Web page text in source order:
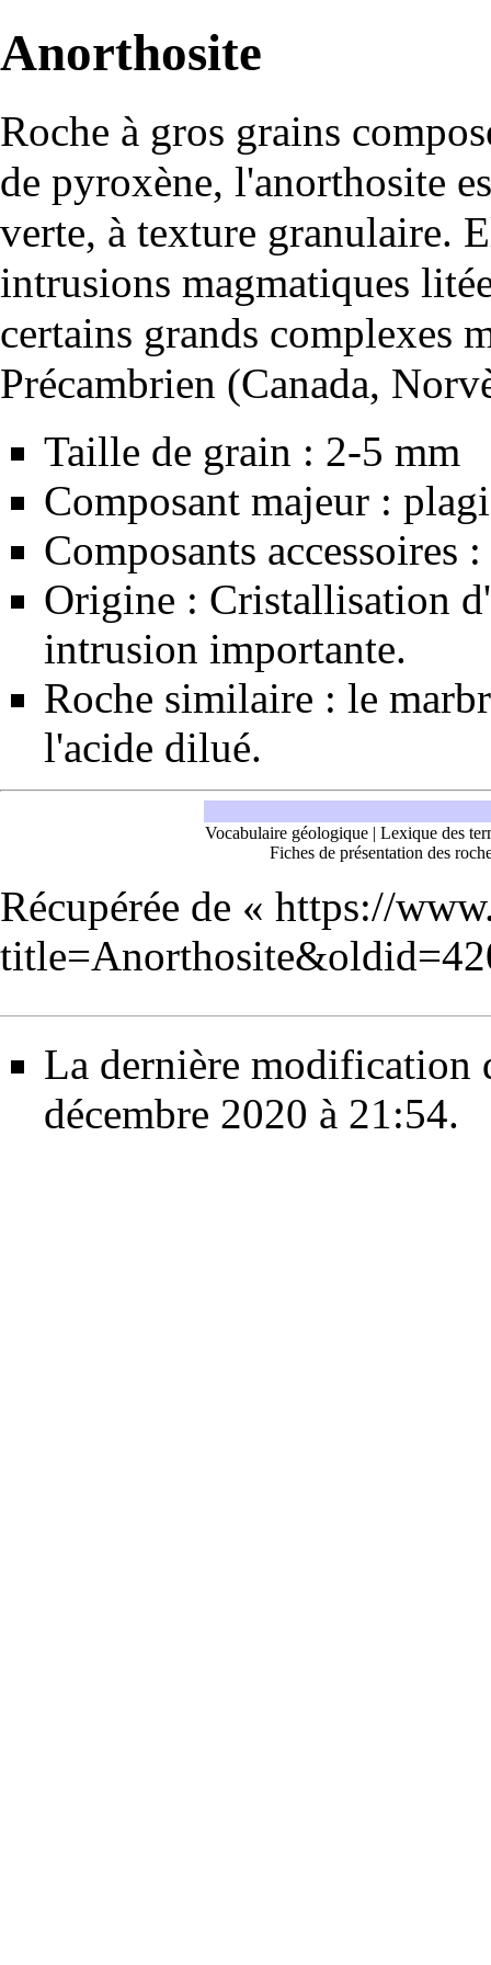
Anorthosite
Roche à gros grains
de pyroxène, l'anorthosite
verte, à texture granulaire.
intrusions magmatiques
certains grands complexes
Précambrien (Canada,
Taille de grain : 2-5 mm
Composant majeur :
Composants accessoires :
Origine : Cristallisation
intrusion importante.
Roche similaire : le
l'acide dilué.
Vocabulaire géologique| Lexique des
Fiches de présentation des
Récupérée de « https://
La dernière modification
décembre 2020 à 21:54.